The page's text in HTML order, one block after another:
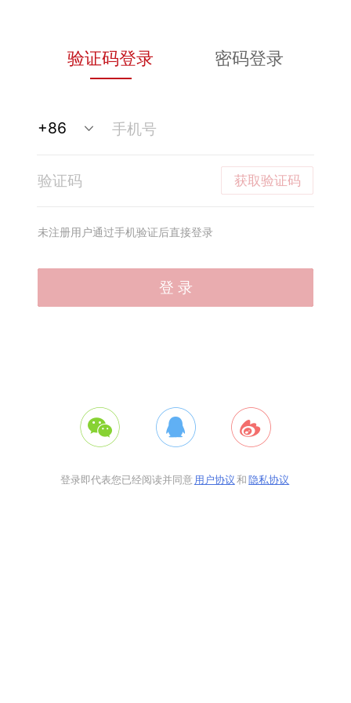
验证码登录 密码登录
获取验证码
未注册用户通过手机验证后直接登录
登 录
登录即代表您已经阅读并同意用户协议和隐私协议